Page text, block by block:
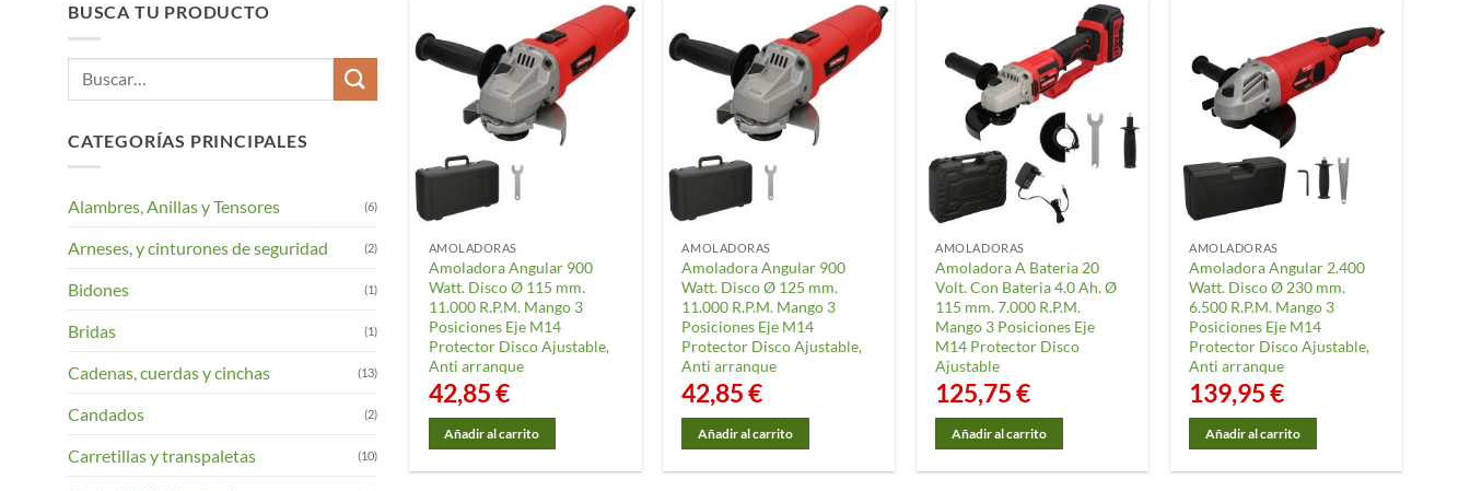
BUSCA TU PRODUCTO
Buscar
CATEGORÍAS PRINCIPALES
Alambres, Anillas y Tensores (6)
Arneses, y cinturones de seguridad (2)
Bidones (1)
Bridas (1)
Cadenas, cuerdas y cinchas (13)
Candados (2)
Carretillas y transpaletas (10)
AMOLADORAS
Amoladora Angular 900
Watt. Disco Ø 115 mm.
11.000 R.P.M. Mango 3
Posiciones Eje M14
Protector Disco Ajustable,
Anti arranque
42,85€
Añadir al carrito
AMOLADORAS
Amoladora Angular 900
Watt. Disco Ø 125 mm.
11.000 R.P.M. Mango 3
Posiciones Eje M14
Protector Disco Ajustable,
Anti arranque
42,85€
Añadir al carrito
AMOLADORAS
Amoladora A Bateria 20
Volt. Con Bateria 4.0 Ah. Ø
115 mm. 7.000 R.P.M.
Mango 3 Posiciones Eje
M14 Protector Disco
Ajustable
125,75€
Añadir al carrito
AMOLADORAS
Amoladora Angular 2.400
Watt. Disco Ø 230 mm.
6.500 R.P.M. Mango 3
Posiciones Eje M14
Protector Disco Ajustable,
Anti arranque
139,95€
Añadir al carrito